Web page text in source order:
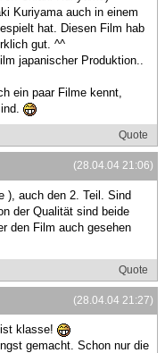
Kuriyama auch in einem
hat. Diesen Film hab
gut. ^^
japanischer Produktion..
ein paar Filme kennt,
Quote
(28.04.04 21:06)
), auch den 2. Teil. Sind
der Qualität sind beide
den Film auch gesehen
Quote
(28.04.04 21:27)
klasse!
gemacht. Schon nur die